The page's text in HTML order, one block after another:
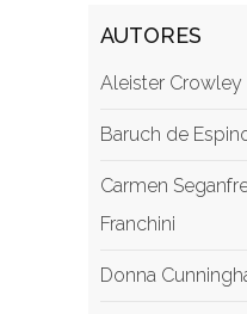
AUTORES
Aleister Crowley
Baruch de
Carmen
Franchini
Donna